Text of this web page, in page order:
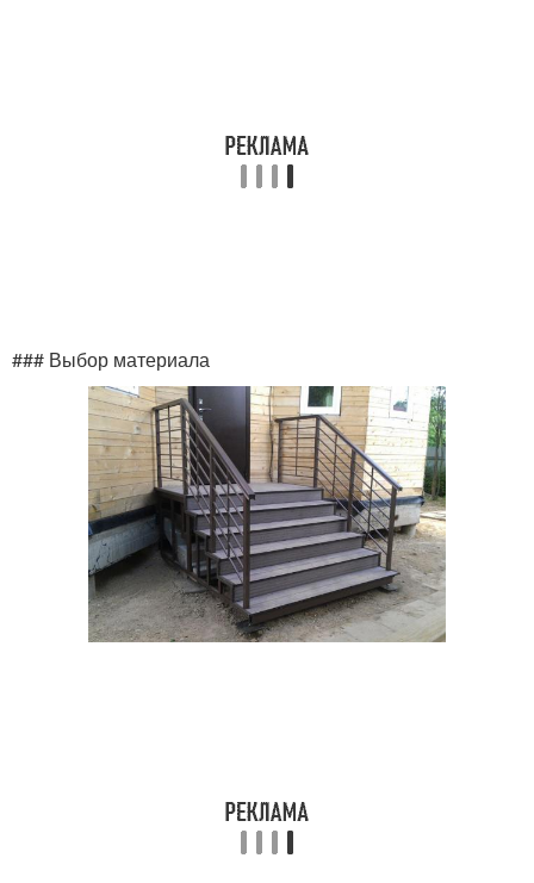
Этаж из профильной
Трубы на фундамент Трубы от коррозии
Трубы от ржавления Металлическая труба
### Выбор материала